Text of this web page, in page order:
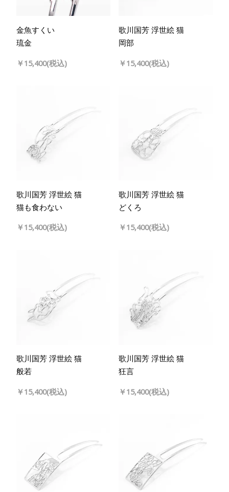
金魚すくい
琉金
￥15,400(税込)
歌川国芳 浮世絵 猫
岡部
￥15,400(税込)
歌川国芳 浮世絵 猫
猫も食わない
￥15,400(税込)
歌川国芳 浮世絵 猫
どくろ
￥15,400(税込)
歌川国芳 浮世絵 猫
般若
￥15,400(税込)
歌川国芳 浮世絵 猫
狂言
￥15,400(税込)